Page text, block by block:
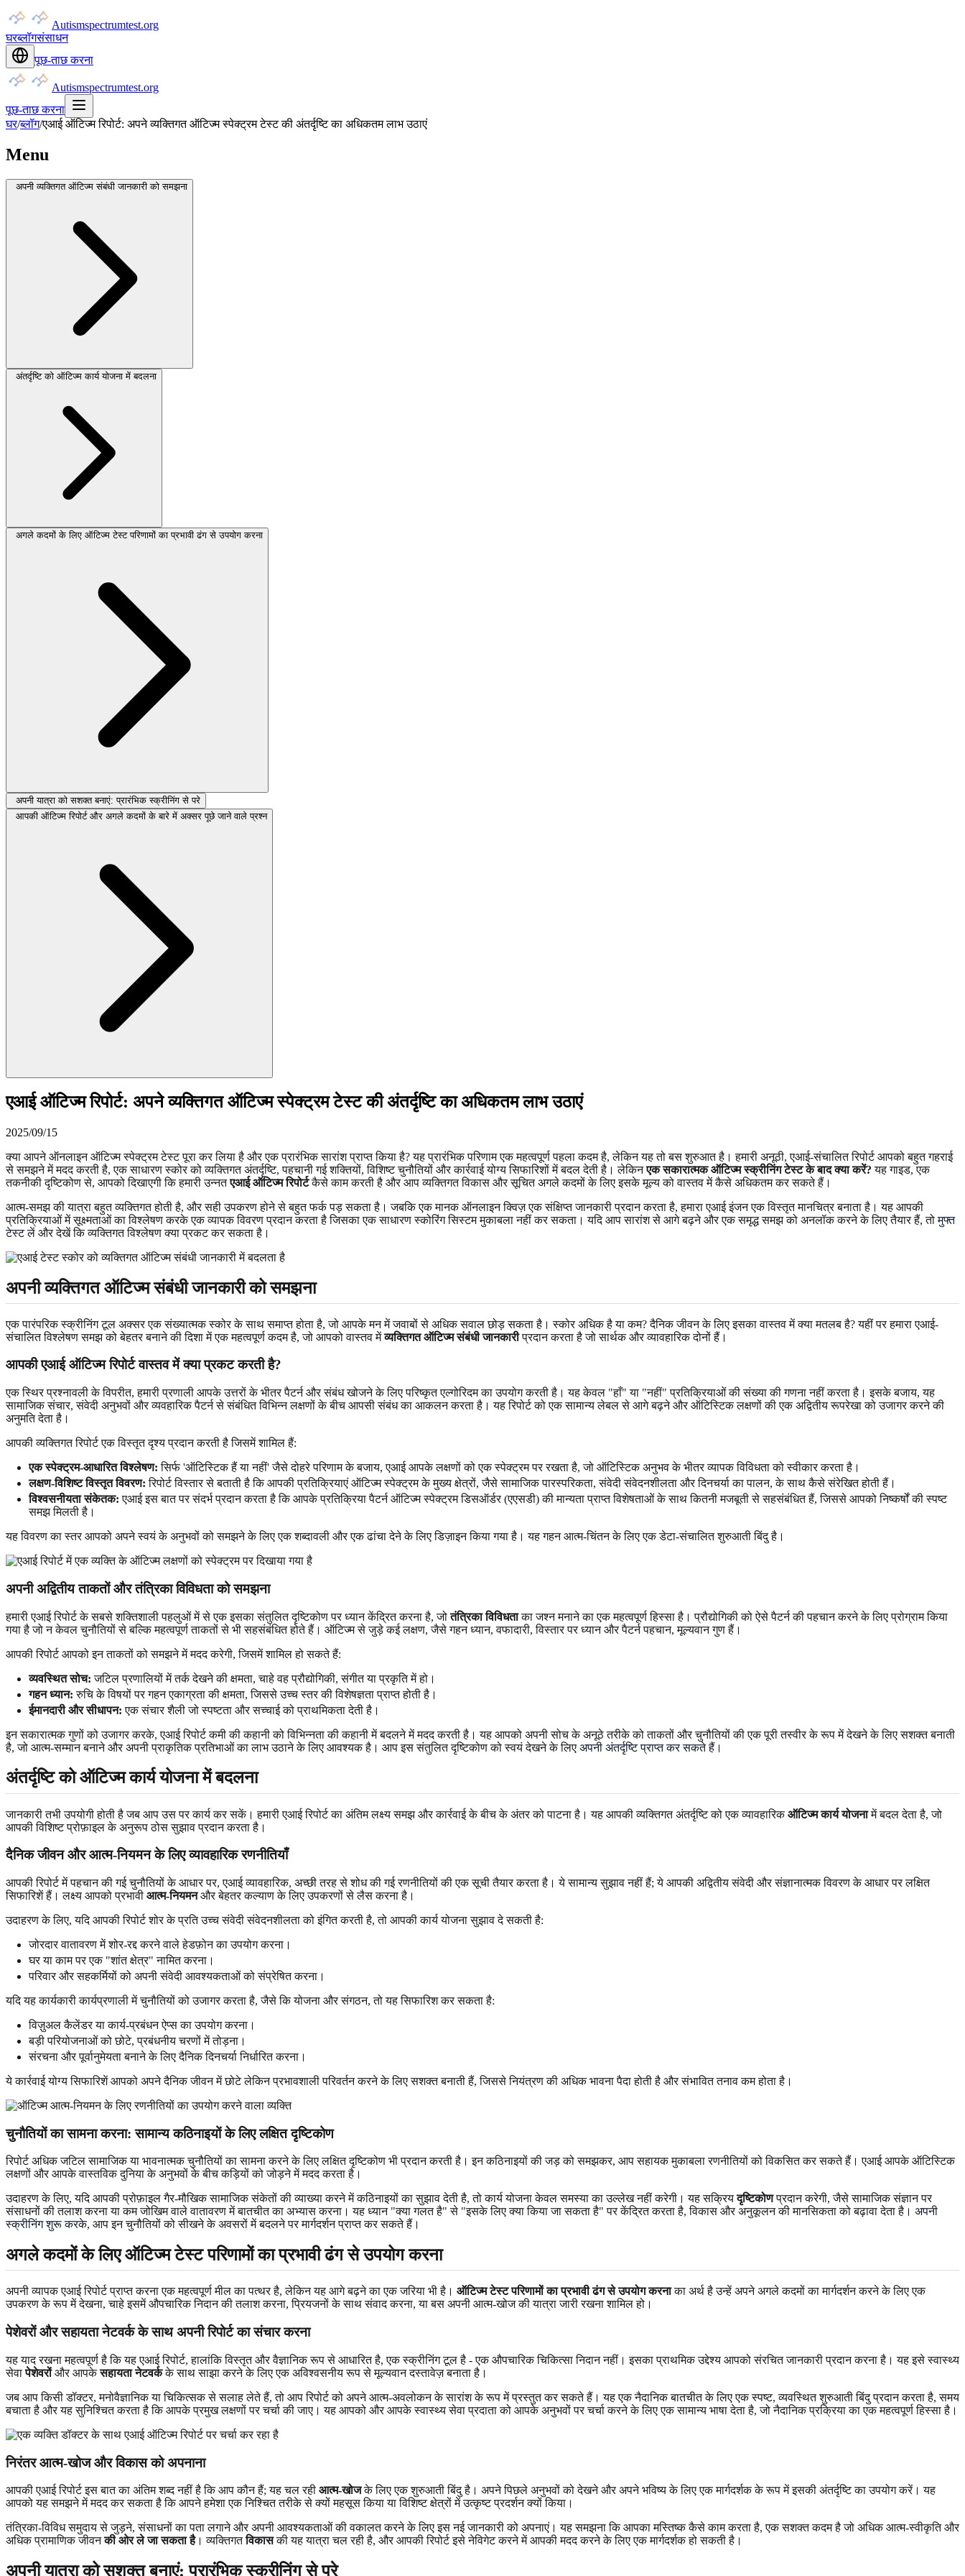
Autismspectrumtest.org
घरब्लॉगसंसाधन
पूछ-ताछ करना
Autismspectrumtest.org
पूछ-ताछ करना
घर/ब्लॉग/एआई ऑटिज्म रिपोर्ट: अपने व्यक्तिगत ऑटिज्म स्पेक्ट्रम टेस्ट की अंतर्दृष्टि का अधिकतम लाभ उठाएं
Menu
अपनी व्यक्तिगत ऑटिज्म संबंधी जानकारी को समझना
अंतर्दृष्टि को ऑटिज्म कार्य योजना में बदलना
अगले कदमों के लिए ऑटिज्म टेस्ट परिणामों का प्रभावी ढंग से उपयोग करना
अपनी यात्रा को सशक्त बनाएं: प्रारंभिक स्क्रीनिंग से परे
आपकी ऑटिज्म रिपोर्ट और अगले कदमों के बारे में अक्सर पूछे जाने वाले प्रश्न
एआई ऑटिज्म रिपोर्ट: अपने व्यक्तिगत ऑटिज्म स्पेक्ट्रम टेस्ट की अंतर्दृष्टि का अधिकतम लाभ उठाएं
2025/09/15
क्या आपने ऑनलाइन ऑटिज्म स्पेक्ट्रम टेस्ट पूरा कर लिया है और एक प्रारंभिक सारांश प्राप्त किया है? यह प्रारंभिक परिणाम एक महत्वपूर्ण पहला कदम है, लेकिन यह तो बस शुरुआत है। हमारी अनूठी, एआई-संचालित रिपोर्ट आपको बहुत गहराई
से समझने में मदद करती है, एक साधारण स्कोर को व्यक्तिगत अंतर्दृष्टि, पहचानी गई शक्तियों, विशिष्ट चुनौतियों और कार्रवाई योग्य सिफारिशों में बदल देती है। लेकिनएक सकारात्मक ऑटिज्म स्क्रीनिंग टेस्ट के बाद क्या करें? यह गाइड, एक
तकनीकी दृष्टिकोण से, आपको दिखाएगी कि हमारी उन्नतएआई ऑटिज्म रिपोर्टकैसे काम करती है और आप व्यक्तिगत विकास और सूचित अगले कदमों के लिए इसके मूल्य को वास्तव में कैसे अधिकतम कर सकते हैं।
आत्म-समझ की यात्रा बहुत व्यक्तिगत होती है, और सही उपकरण होने से बहुत फर्क पड़ सकता है। जबकि एक मानक ऑनलाइन क्विज़ एक संक्षिप्त जानकारी प्रदान करता है, हमारा एआई इंजन एक विस्तृत मानचित्र बनाता है। यह आपकी
प्रतिक्रियाओं में सूक्ष्मताओं का विश्लेषण करके एक व्यापक विवरण प्रदान करता है जिसका एक साधारण स्कोरिंग सिस्टम मुकाबला नहीं कर सकता। यदि आप सारांश से आगे बढ़ने और एक समृद्ध समझ को अनलॉक करने के लिए तैयार हैं, तोमुफ्त
टेस्ट लें और देखें कि व्यक्तिगत विश्लेषण क्या प्रकट कर सकता है।
अपनी व्यक्तिगत ऑटिज्म संबंधी जानकारी को समझना
एक पारंपरिक स्क्रीनिंग टूल अक्सर एक संख्यात्मक स्कोर के साथ समाप्त होता है, जो आपके मन में जवाबों से अधिक सवाल छोड़ सकता है। स्कोर अधिक है या कम? दैनिक जीवन के लिए इसका वास्तव में क्या मतलब है? यहीं पर हमारा एआई-
संचालित विश्लेषण समझ को बेहतर बनाने की दिशा में एक महत्वपूर्ण कदम है, जो आपको वास्तव मेंव्यक्तिगत ऑटिज्म संबंधी जानकारीप्रदान करता है जो सार्थक और व्यावहारिक दोनों हैं।
आपकी एआई ऑटिज्म रिपोर्ट वास्तव में क्या प्रकट करती है?
एक स्थिर प्रश्नावली के विपरीत, हमारी प्रणाली आपके उत्तरों के भीतर पैटर्न और संबंध खोजने के लिए परिष्कृत एल्गोरिदम का उपयोग करती है। यह केवल "हाँ" या "नहीं" प्रतिक्रियाओं की संख्या की गणना नहीं करता है। इसके बजाय, यह
सामाजिक संचार, संवेदी अनुभवों और व्यवहारिक पैटर्न से संबंधित विभिन्न लक्षणों के बीच आपसी संबंध का आकलन करता है। यह रिपोर्ट को एक सामान्य लेबल से आगे बढ़ने और ऑटिस्टिक लक्षणों की एक अद्वितीय रूपरेखा को उजागर करने की
अनुमति देता है।
आपकी व्यक्तिगत रिपोर्ट एक विस्तृत दृश्य प्रदान करती है जिसमें शामिल हैं:
एक स्पेक्ट्रम-आधारित विश्लेषण: सिर्फ 'ऑटिस्टिक हैं या नहीं' जैसे दोहरे परिणाम के बजाय, एआई आपके लक्षणों को एक स्पेक्ट्रम पर रखता है, जो ऑटिस्टिक अनुभव के भीतर व्यापक विविधता को स्वीकार करता है।
लक्षण-विशिष्ट विस्तृत विवरण: रिपोर्ट विस्तार से बताती है कि आपकी प्रतिक्रियाएं ऑटिज्म स्पेक्ट्रम के मुख्य क्षेत्रों, जैसे सामाजिक पारस्परिकता, संवेदी संवेदनशीलता और दिनचर्या का पालन, के साथ कैसे संरेखित होती हैं।
विश्वसनीयता संकेतक: एआई इस बात पर संदर्भ प्रदान करता है कि आपके प्रतिक्रिया पैटर्न ऑटिज्म स्पेक्ट्रम डिसऑर्डर (एएसडी) की मान्यता प्राप्त विशेषताओं के साथ कितनी मजबूती से सहसंबंधित हैं, जिससे आपको निष्कर्षों की स्पष्ट
समझ मिलती है।
यह विवरण का स्तर आपको अपने स्वयं के अनुभवों को समझने के लिए एक शब्दावली और एक ढांचा देने के लिए डिज़ाइन किया गया है। यह गहन आत्म-चिंतन के लिए एक डेटा-संचालित शुरुआती बिंदु है।
अपनी अद्वितीय ताकतों और तंत्रिका विविधता को समझना
हमारी एआई रिपोर्ट के सबसे शक्तिशाली पहलुओं में से एक इसका संतुलित दृष्टिकोण पर ध्यान केंद्रित करना है, जोतंत्रिका विविधताका जश्न मनाने का एक महत्वपूर्ण हिस्सा है। प्रौद्योगिकी को ऐसे पैटर्न की पहचान करने के लिए प्रोग्राम किया
गया है जो न केवल चुनौतियों से बल्कि महत्वपूर्ण ताकतों से भी सहसंबंधित होते हैं। ऑटिज्म से जुड़े कई लक्षण, जैसे गहन ध्यान, वफादारी, विस्तार पर ध्यान और पैटर्न पहचान, मूल्यवान गुण हैं।
आपकी रिपोर्ट आपको इन ताकतों को समझने में मदद करेगी, जिसमें शामिल हो सकते हैं:
व्यवस्थित सोच: जटिल प्रणालियों में तर्क देखने की क्षमता, चाहे वह प्रौद्योगिकी, संगीत या प्रकृति में हो।
गहन ध्यान: रुचि के विषयों पर गहन एकाग्रता की क्षमता, जिससे उच्च स्तर की विशेषज्ञता प्राप्त होती है।
ईमानदारी और सीधापन: एक संचार शैली जो स्पष्टता और सच्चाई को प्राथमिकता देती है।
इन सकारात्मक गुणों को उजागर करके, एआई रिपोर्ट कमी की कहानी को विभिन्नता की कहानी में बदलने में मदद करती है। यह आपको अपनी सोच के अनूठे तरीके को ताकतों और चुनौतियों की एक पूरी तस्वीर के रूप में देखने के लिए सशक्त बनाती
है, जो आत्म-सम्मान बनाने और अपनी प्राकृतिक प्रतिभाओं का लाभ उठाने के लिए आवश्यक है। आप इस संतुलित दृष्टिकोण को स्वयं देखने के लिए अपनी अंतर्दृष्टि प्राप्त कर सकते हैं ।
अंतर्दृष्टि को ऑटिज्म कार्य योजना में बदलना
जानकारी तभी उपयोगी होती है जब आप उस पर कार्य कर सकें। हमारी एआई रिपोर्ट का अंतिम लक्ष्य समझ और कार्रवाई के बीच के अंतर को पाटना है। यह आपकी व्यक्तिगत अंतर्दृष्टि को एक व्यावहारिकऑटिज्म कार्य योजनामें बदल देता है, जो
आपकी विशिष्ट प्रोफ़ाइल के अनुरूप ठोस सुझाव प्रदान करता है।
दैनिक जीवन और आत्म-नियमन के लिए व्यावहारिक रणनीतियाँ
आपकी रिपोर्ट में पहचान की गई चुनौतियों के आधार पर, एआई व्यावहारिक, अच्छी तरह से शोध की गई रणनीतियों की एक सूची तैयार करता है। ये सामान्य सुझाव नहीं हैं; ये आपकी अद्वितीय संवेदी और संज्ञानात्मक विवरण के आधार पर लक्षित
सिफारिशें हैं। लक्ष्य आपको प्रभावी आत्म-नियमनऔर बेहतर कल्याण के लिए उपकरणों से लैस करना है।
उदाहरण के लिए, यदि आपकी रिपोर्ट शोर के प्रति उच्च संवेदी संवेदनशीलता को इंगित करती है, तो आपकी कार्य योजना सुझाव दे सकती है:
जोरदार वातावरण में शोर-रद्द करने वाले हेडफ़ोन का उपयोग करना।
घर या काम पर एक "शांत क्षेत्र" नामित करना।
परिवार और सहकर्मियों को अपनी संवेदी आवश्यकताओं को संप्रेषित करना।
यदि यह कार्यकारी कार्यप्रणाली में चुनौतियों को उजागर करता है, जैसे कि योजना और संगठन, तो यह सिफारिश कर सकता है:
विज़ुअल कैलेंडर या कार्य-प्रबंधन ऐप्स का उपयोग करना।
बड़ी परियोजनाओं को छोटे, प्रबंधनीय चरणों में तोड़ना।
संरचना और पूर्वानुमेयता बनाने के लिए दैनिक दिनचर्या निर्धारित करना।
ये कार्रवाई योग्य सिफारिशें आपको अपने दैनिक जीवन में छोटे लेकिन प्रभावशाली परिवर्तन करने के लिए सशक्त बनाती हैं, जिससे नियंत्रण की अधिक भावना पैदा होती है और संभावित तनाव कम होता है।
चुनौतियों का सामना करना: सामान्य कठिनाइयों के लिए लक्षित दृष्टिकोण
रिपोर्ट अधिक जटिल सामाजिक या भावनात्मक चुनौतियों का सामना करने के लिए लक्षित दृष्टिकोण भी प्रदान करती है। इन कठिनाइयों की जड़ को समझकर, आप सहायक मुकाबला रणनीतियों को विकसित कर सकते हैं। एआई आपके ऑटिस्टिक
लक्षणों और आपके वास्तविक दुनिया के अनुभवों के बीच कड़ियों को जोड़ने में मदद करता है।
उदाहरण के लिए, यदि आपकी प्रोफ़ाइल गैर-मौखिक सामाजिक संकेतों की व्याख्या करने में कठिनाइयों का सुझाव देती है, तो कार्य योजना केवल समस्या का उल्लेख नहीं करेगी। यह सक्रियदृष्टिकोणप्रदान करेगी, जैसे सामाजिक संज्ञान पर
संसाधनों की तलाश करना या कम जोखिम वाले वातावरण में बातचीत का अभ्यास करना। यह ध्यान "क्या गलत है" से "इसके लिए क्या किया जा सकता है" पर केंद्रित करता है, विकास और अनुकूलन की मानसिकता को बढ़ावा देता है। अपनी
स्क्रीनिंग शुरू करके, आप इन चुनौतियों को सीखने के अवसरों में बदलने पर मार्गदर्शन प्राप्त कर सकते हैं।
अगले कदमों के लिए ऑटिज्म टेस्ट परिणामों का प्रभावी ढंग से उपयोग करना
अपनी व्यापक एआई रिपोर्ट प्राप्त करना एक महत्वपूर्ण मील का पत्थर है, लेकिन यह आगे बढ़ने का एक जरिया भी है। ऑटिज्म टेस्ट परिणामों का प्रभावी ढंग से उपयोग करनाका अर्थ है उन्हें अपने अगले कदमों का मार्गदर्शन करने के लिए एक
उपकरण के रूप में देखना, चाहे इसमें औपचारिक निदान की तलाश करना, प्रियजनों के साथ संवाद करना, या बस अपनी आत्म-खोज की यात्रा जारी रखना शामिल हो।
पेशेवरों और सहायता नेटवर्क के साथ अपनी रिपोर्ट का संचार करना
यह याद रखना महत्वपूर्ण है कि यह एआई रिपोर्ट, हालांकि विस्तृत और वैज्ञानिक रूप से आधारित है, एक स्क्रीनिंग टूल है - एक औपचारिक चिकित्सा निदान नहीं। इसका प्राथमिक उद्देश्य आपको संरचित जानकारी प्रदान करना है। यह इसे स्वास्थ्य
सेवापेशेवरोंऔर आपकेसहायता नेटवर्कके साथ साझा करने के लिए एक अविश्वसनीय रूप से मूल्यवान दस्तावेज़ बनाता है।
जब आप किसी डॉक्टर, मनोवैज्ञानिक या चिकित्सक से सलाह लेते हैं, तो आप रिपोर्ट को अपने आत्म-अवलोकन के सारांश के रूप में प्रस्तुत कर सकते हैं। यह एक नैदानिक बातचीत के लिए एक स्पष्ट, व्यवस्थित शुरुआती बिंदु प्रदान करता है, समय
बचाता है और यह सुनिश्चित करता है कि आपके प्रमुख लक्षणों पर चर्चा की जाए। यह आपको और आपके स्वास्थ्य सेवा प्रदाता को आपके अनुभवों पर चर्चा करने के लिए एक सामान्य भाषा देता है, जो नैदानिक प्रक्रिया का एक महत्वपूर्ण हिस्सा है।
निरंतर आत्म-खोज और विकास को अपनाना
आपकी एआई रिपोर्ट इस बात का अंतिम शब्द नहीं है कि आप कौन हैं; यह चल रही आत्म-खोजके लिए एक शुरुआती बिंदु है। अपने पिछले अनुभवों को देखने और अपने भविष्य के लिए एक मार्गदर्शक के रूप में इसकी अंतर्दृष्टि का उपयोग करें। यह
आपको यह समझने में मदद कर सकता है कि आपने हमेशा एक निश्चित तरीके से क्यों महसूस किया या विशिष्ट क्षेत्रों में उत्कृष्ट प्रदर्शन क्यों किया।
तंत्रिका-विविध समुदाय से जुड़ने, संसाधनों का पता लगाने और अपनी आवश्यकताओं की वकालत करने के लिए इस नई जानकारी को अपनाएं। यह समझना कि आपका मस्तिष्क कैसे काम करता है, एक सशक्त कदम है जो अधिक आत्म-स्वीकृति और
अधिक प्रामाणिक जीवनकी ओर ले जा सकता है। व्यक्तिगतविकासकी यह यात्रा चल रही है, और आपकी रिपोर्ट इसे नेविगेट करने में आपकी मदद करने के लिए एक मार्गदर्शक हो सकती है।
अपनी यात्रा को सशक्त बनाएं: प्रारंभिक स्क्रीनिंग से परे